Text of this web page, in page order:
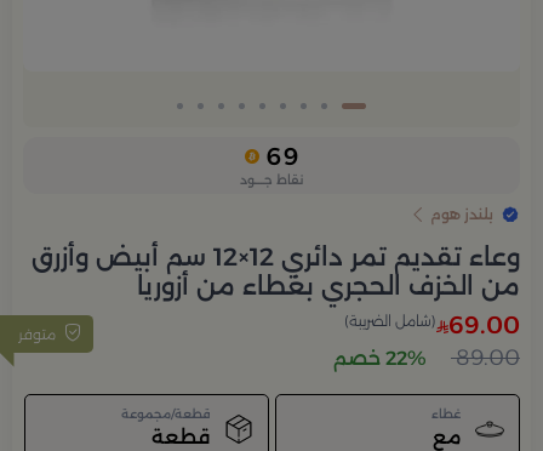
69
نقاط جــــود
بلندز هوم
وعاء تقديم تمر دائري 12×12 سم أبيض وأزرق
من الخزف الحجري بغطاء من أزوريا
متوفر 69.00 (شامل الضريبة)
89.00 22% خصم
غطاء
مع
قطعة/مجموعة
قطعة